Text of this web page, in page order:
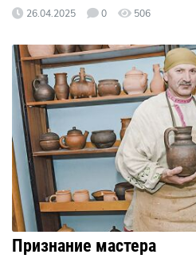
26.04.2025 0 506
Признание мастера